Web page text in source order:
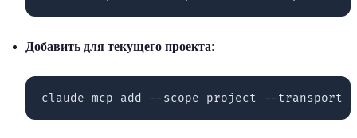
Добавить для текущего проекта: